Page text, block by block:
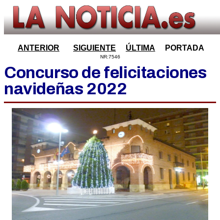
ANTERIOR SIGUIENTE ÚLTIMA PORTADA
NR:7546
Concurso de felicitaciones
navideñas 2022